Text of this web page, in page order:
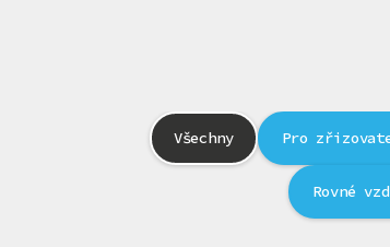
Všechny Pro
Rovné